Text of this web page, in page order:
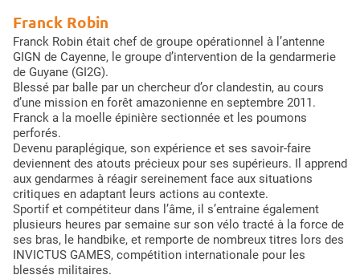
Franck Robin
Franck Robin était chef de groupe opérationnel à l’antenne
GIGN de Cayenne, le groupe d’intervention de la gendarmerie
de Guyane (GI2G).
Blessé par balle par un chercheur d’or clandestin, au cours
d’une mission en forêt amazonienne en septembre 2011.
Franck a la moelle épinière sectionnée et les poumons
perforés.
Devenu paraplégique, son expérience et ses savoir-faire
deviennent des atouts précieux pour ses supérieurs. Il apprend
aux gendarmes à réagir sereinement face aux situations
critiques en adaptant leurs actions au contexte.
Sportif et compétiteur dans l’âme, il s’entraine également
plusieurs heures par semaine sur son vélo tracté à la force de
ses bras, le handbike, et remporte de nombreux titres lors des
INVICTUS GAMES, compétition internationale pour les
blessés militaires.